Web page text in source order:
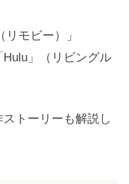
モビー）」
Hulu」（リビングル
トーリーも解説し